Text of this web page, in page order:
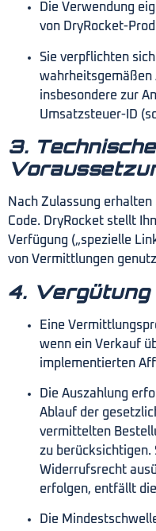
Die Verwendung
von DryRocket-
Sie verpflichten
wahrheitsgemäßen
insbesondere zur
Umsatzsteuer-ID
3. Technische
Nach Zulassung
Code. DryRocket stellt
Verfügung („spezielle
von Vermittlungen
4. Vergütung
Eine
wenn ein Verkauf
implementierten
Die Auszahlung
Ablauf der
vermittelten
zu berücksichtigen.
Widerrufsrecht
erfolgen, entfällt
Die